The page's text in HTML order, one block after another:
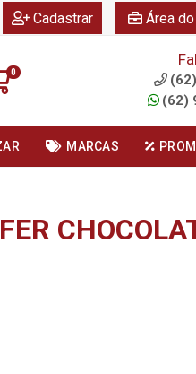
Cadastrar Área
0
(62)
MARCAS